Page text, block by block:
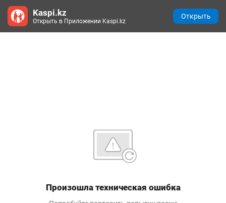
Произошла техническая ошибка
Kaspi.kz
Открыть в Приложении Kaspi.kz
Открыть